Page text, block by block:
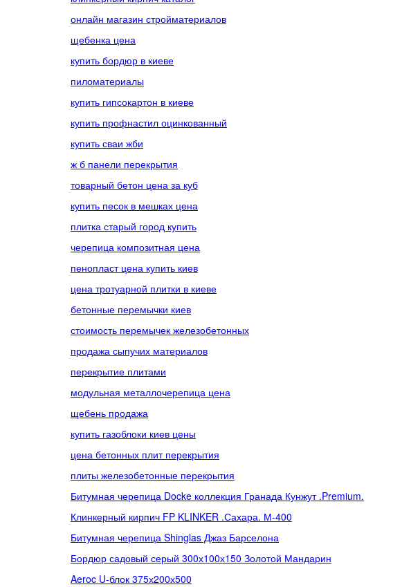
онлайн магазин стройматериалов
щебенка цена
купить бордюр в киеве
пиломатериалы
купить гипсокартон в киеве
купить профнастил оцинкованный
купить сваи жби
ж б панели перекрытия
товарный бетон цена за куб
купить песок в мешках цена
плитка старый город купить
черепица композитная цена
пенопласт цена купить киев
цена тротуарной плитки в киеве
бетонные перемычки киев
стоимость перемычек железобетонных
продажа сыпучих материалов
перекрытие плитами
модульная металлочерепица цена
щебень продажа
купить газоблоки киев цены
цена бетонных плит перекрытия
плиты железобетонные перекрытия
Битумная черепица Docke коллекция Гранада Кунжут .Premium.
Клинкерный кирпич FP KLINKER .Сахара. М-400
Битумная черепица Shinglas Джаз Барселона
Бордюр садовый серый 300х100х150 Золотой Мандарин
Aeroc U-блок 375х200х500